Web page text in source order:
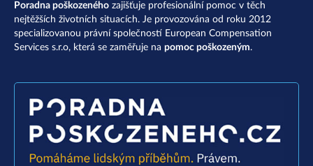
Poradna poškozeného zajišťuje profesionální pomoc v těch
nejtěžších životních situacích. Je provozována od roku 2012
specializovanou právní společností European Compensation
Services s.r.o, která se zaměřuje na pomoc poškozeným.